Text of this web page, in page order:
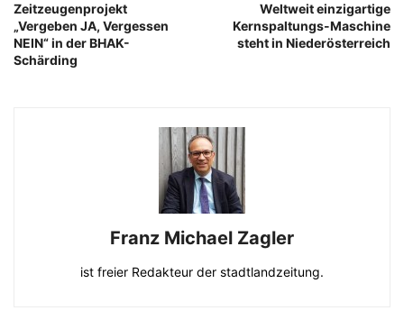
Zeitzeugenprojekt
„Vergeben JA, Vergessen
NEIN“ in der BHAK-
Schärding
Weltweit einzigartige
Kernspaltungs-Maschine
steht in Niederösterreich
Franz Michael Zagler
ist freier Redakteur der stadtlandzeitung.